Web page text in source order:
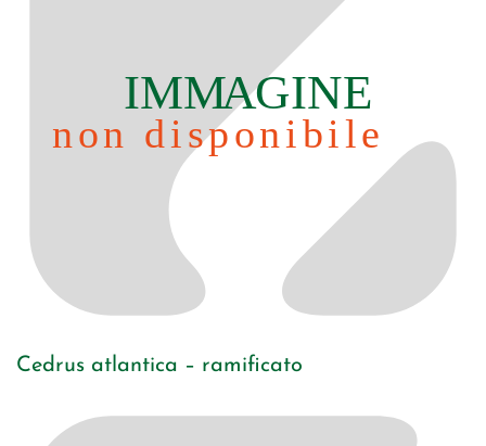
Cedrus atlantica – ramificato